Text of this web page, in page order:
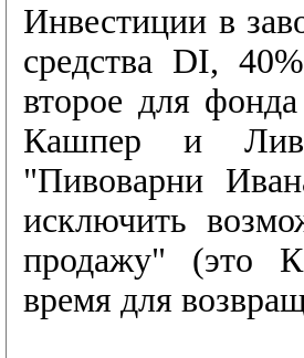
Инвестиции в
средства DI,
второе для
Кашпер и
"Пивоварни
исключить
продажу" (это
время для